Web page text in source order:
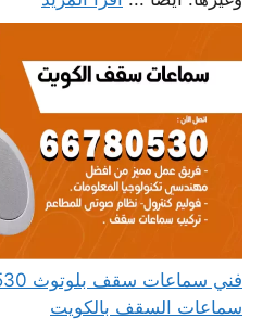
سماعات السقف بالكويت